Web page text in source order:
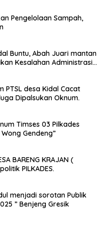
Pengelolaan Sampah,
Buntu, Abah Juari mantan
Kesalahan Administrasi
PTSL desa Kidal Cacat
Dipalsukan Oknum.
Timses 03 Pilkades
Gendeng”
BARENG KRAJAN (
PILKADES.
menjadi sorotan Publik
” Benjeng Gresik